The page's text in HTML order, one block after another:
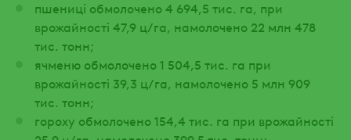
пшениці обмолочено 4 694,5 тис. га, при
врожайності 47,9 ц/га, намолочено 22 млн 478
тис. тонн;
ячменю обмолочено 1 504,5 тис. га при
врожайності 39,3 ц/га, намолочено 5 млн 909
тис. тонн;
гороху обмолочено 154,4 тис. га при врожайності